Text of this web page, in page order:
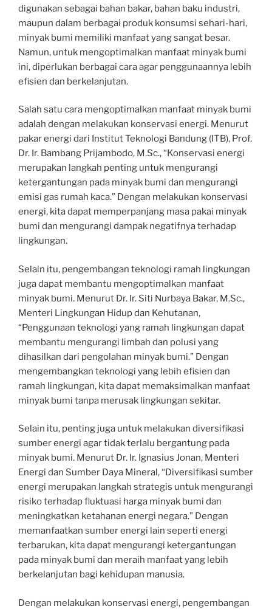
digunakan sebagai bahan bakar, bahan baku industri,
maupun dalam berbagai produk konsumsi sehari-hari,
minyak bumi memiliki manfaat yang sangat besar.
Namun, untuk mengoptimalkan manfaat minyak bumi
ini, diperlukan berbagai cara agar penggunaannya lebih
efisien dan berkelanjutan.
Salah satu cara mengoptimalkan manfaat minyak bumi
adalah dengan melakukan konservasi energi. Menurut
pakar energi dari Institut Teknologi Bandung (ITB), Prof.
Dr. Ir. Bambang Prijambodo, M.Sc., “Konservasi energi
merupakan langkah penting untuk mengurangi
ketergantungan pada minyak bumi dan mengurangi
emisi gas rumah kaca.” Dengan melakukan konservasi
energi, kita dapat memperpanjang masa pakai minyak
bumi dan mengurangi dampak negatifnya terhadap
lingkungan.
Selain itu, pengembangan teknologi ramah lingkungan
juga dapat membantu mengoptimalkan manfaat
minyak bumi. Menurut Dr. Ir. Siti Nurbaya Bakar, M.Sc.,
Menteri Lingkungan Hidup dan Kehutanan,
“Penggunaan teknologi yang ramah lingkungan dapat
membantu mengurangi limbah dan polusi yang
dihasilkan dari pengolahan minyak bumi.” Dengan
mengembangkan teknologi yang lebih efisien dan
ramah lingkungan, kita dapat memaksimalkan manfaat
minyak bumi tanpa merusak lingkungan sekitar.
Selain itu, penting juga untuk melakukan diversifikasi
sumber energi agar tidak terlalu bergantung pada
minyak bumi. Menurut Dr. Ir. Ignasius Jonan, Menteri
Energi dan Sumber Daya Mineral, “Diversifikasi sumber
energi merupakan langkah strategis untuk mengurangi
risiko terhadap fluktuasi harga minyak bumi dan
meningkatkan ketahanan energi negara.” Dengan
memanfaatkan sumber energi lain seperti energi
terbarukan, kita dapat mengurangi ketergantungan
pada minyak bumi dan meraih manfaat yang lebih
berkelanjutan bagi kehidupan manusia.
Dengan melakukan konservasi energi, pengembangan